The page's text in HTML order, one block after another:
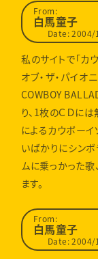
From:
白馬童子
Date:
私のサイトで「カ
オブ・ザ・パイオ
COWBOY
り、1枚のＣＤに
によるカウボー
いばかりにシン
ムに乗っかった
ます。
From:
白馬童子
Date: